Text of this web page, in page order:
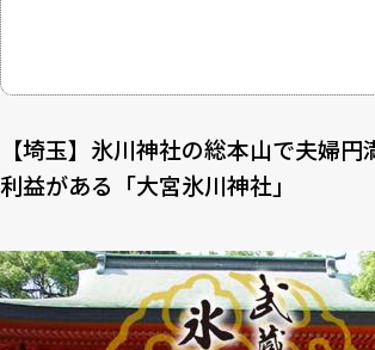
【埼玉】氷川神社の総本山で夫婦
利益がある「大宮氷川神社」